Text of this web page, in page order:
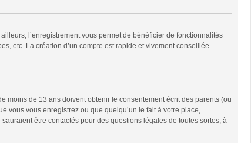
l’enregistrement vous permet de bénéficier de fonctionnalités
etc. La création d’un compte est rapide et vivement conseillée.
moins de 13 ans doivent obtenir le consentement écrit des parents (ou
vous vous enregistrez ou que quelqu’un le fait à votre place,
être contactés pour des questions légales de toutes sortes, à